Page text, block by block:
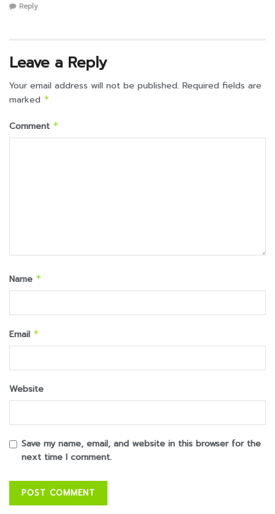
Reply
Leave a Reply
Your email address will not be published. Required fields are
marked *
Comment *
Name *
Email *
Website
Save my name, email, and website in this browser for the
next time I comment.